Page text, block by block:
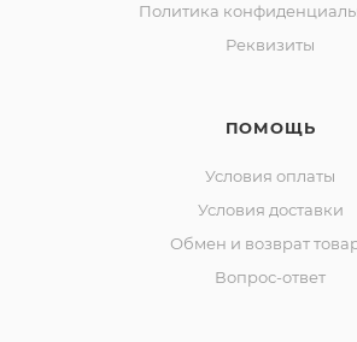
Политика
Реквизиты
ПОМОЩЬ
Условия оплаты
Условия доставки
Обмен и возврат
Вопрос-ответ